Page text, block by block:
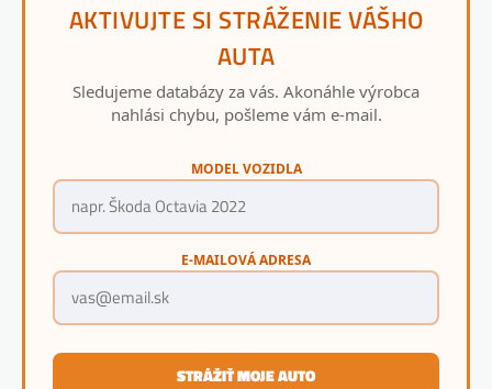
AKTIVUJTE SI STRÁŽENIE VÁŠHO
AUTA
Sledujeme databázy za vás. Akonáhle výrobca
nahlási chybu, pošleme vám e-mail.
MODEL VOZIDLA
E-MAILOVÁ ADRESA
STRÁŽIŤ MOJE AUTO